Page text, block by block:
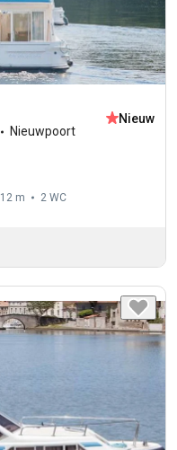
Nieuwpoort
Nieuw
12 m 2 WC